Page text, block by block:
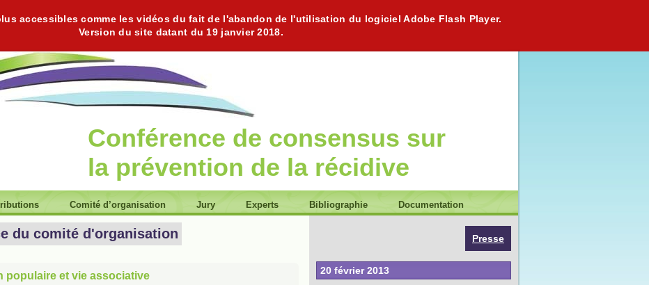
accessibles comme les vidéos du fait de l'abandon de l'utilisation du logiciel Adobe Flash Player.
Version du site datant du 19 janvier 2018.
Conférence de consensus sur
la prévention de la récidive
Comité d’organisation Jury Experts Bibliographie Documentation
du comité d'organisation
populaire et vie associative
Presse
20 février 2013